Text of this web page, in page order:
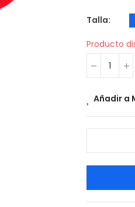
Talla
Producto
Añadir a